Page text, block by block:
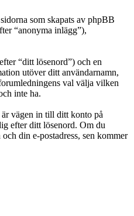
som skapats av phpBB
“anonyma inlägg”),
“ditt lösenord”) och en
utöver ditt användarnamn,
val välja vilken
inte ha.
är vägen in till ditt konto på
efter ditt lösenord. Om du
din e-postadress, sen kommer